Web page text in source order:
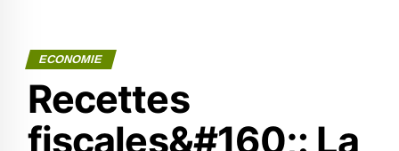
ECONOMIE
Recettes
fiscales&#160;: La